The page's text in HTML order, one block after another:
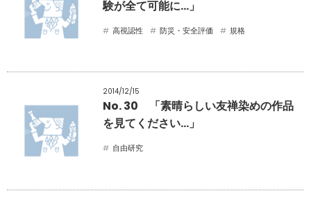
験が全て可能に…」
高視認性 防災・安全評価 規格
2014/12/15
No. 30 「素晴らしい友禅染めの作品
を見てください…」
自由研究